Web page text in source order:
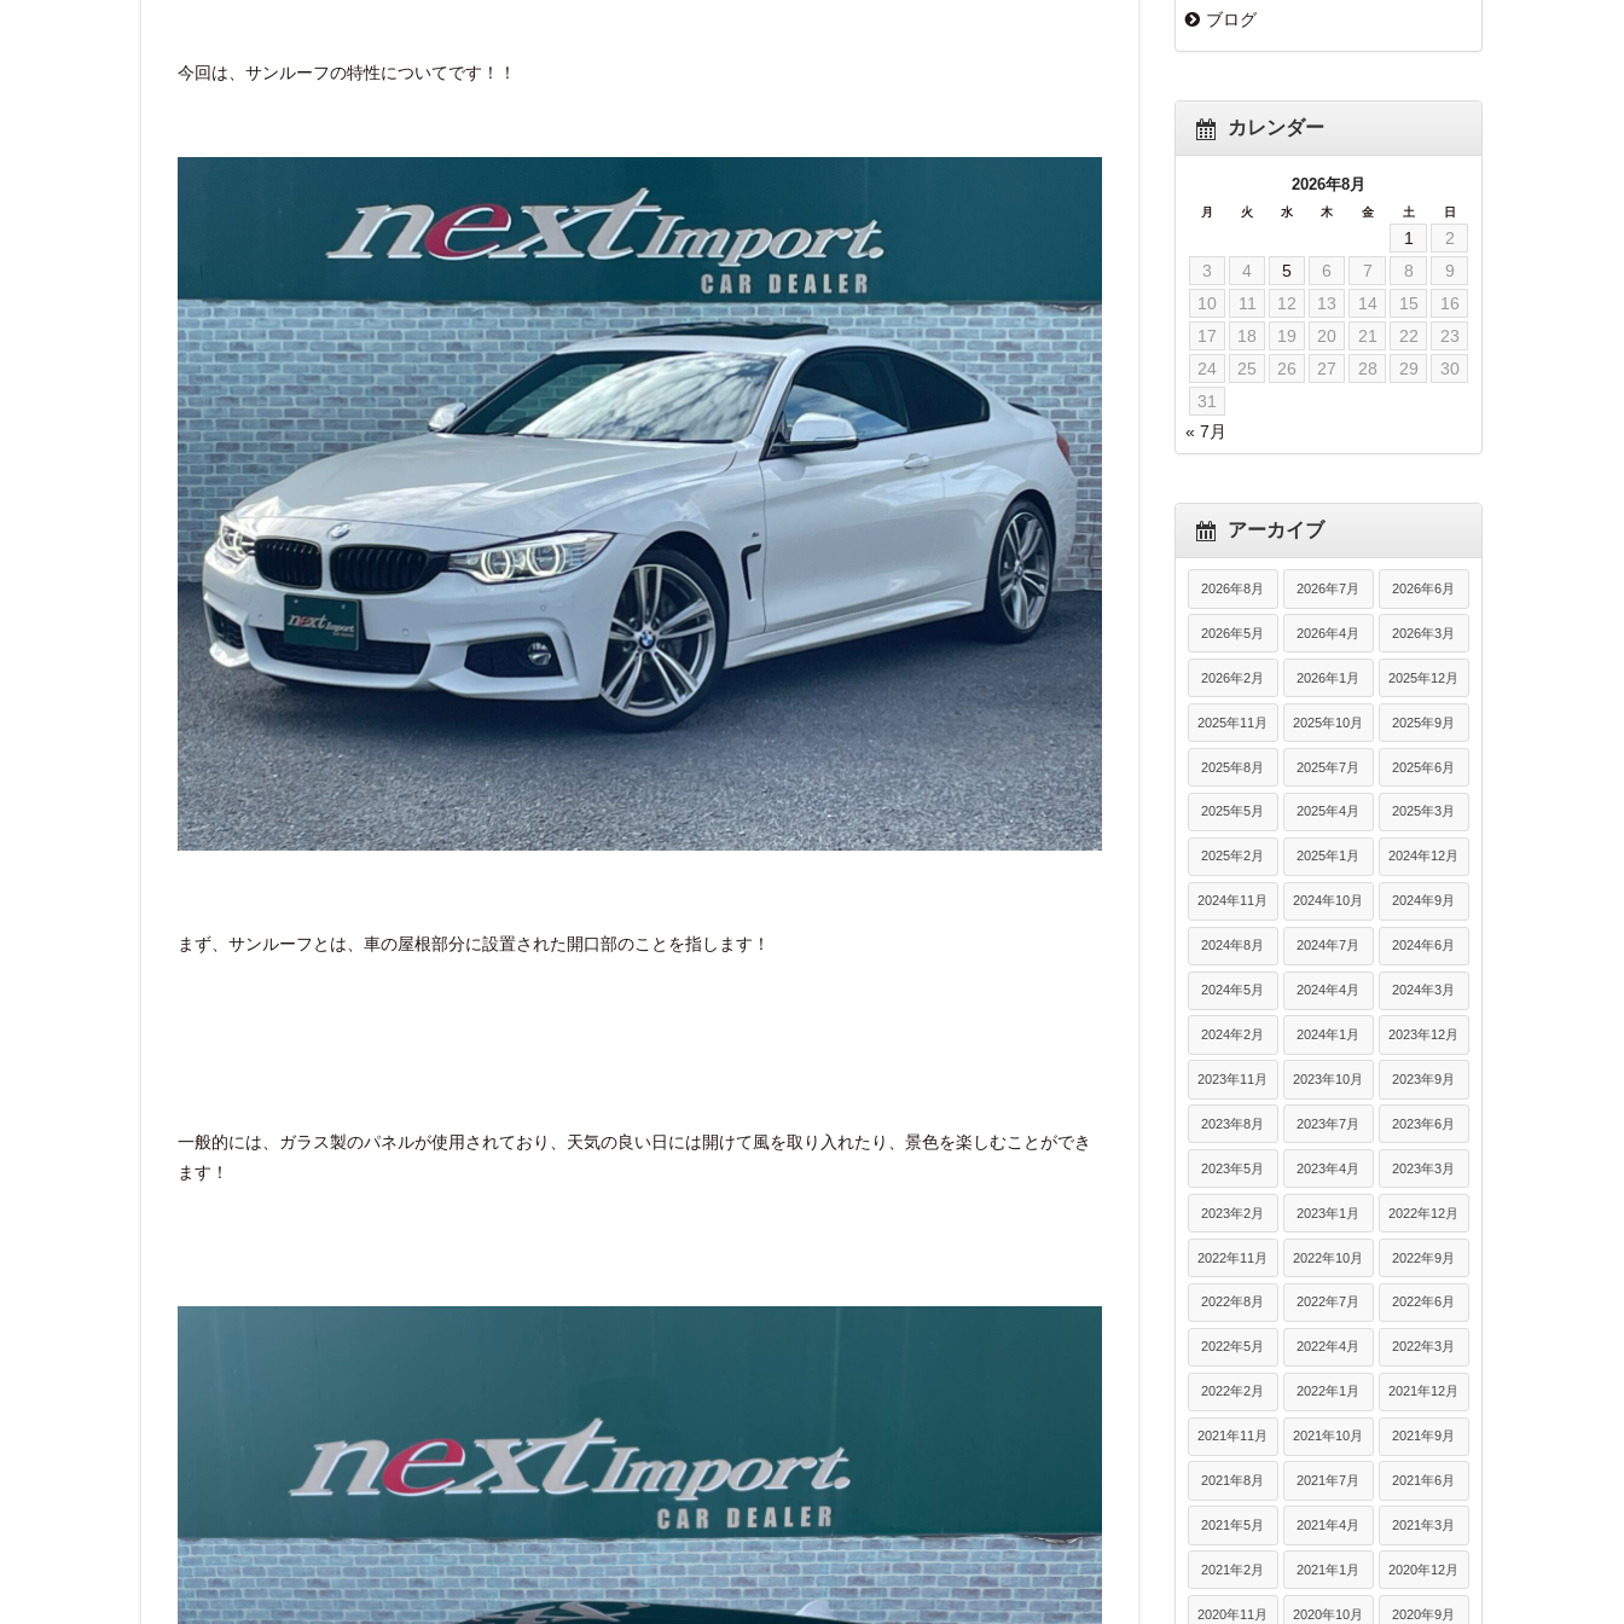
今回は、サンルーフの特性についてです！！
まず、サンルーフとは、車の屋根部分に設置された開口部のことを指します！
一般的には、ガラス製のパネルが使用されており、天気の良い日には開けて風を取り入れたり、景色を楽しむことができ
ます！
ブログ
カレンダー
2026年8月
月 火 水 木 金 土 日
1
2
3
4 5 6 7 8
9
10
11 12 13 14 15
16
17
18 19 20 21 22
23
24
25 26 27 28 29
30
31
« 7月
アーカイブ
2026年8月 2026年7月 2026年6月
2026年5月 2026年4月 2026年3月
2026年2月 2026年1月 2025年12月
2025年11月 2025年10月 2025年9月
2025年8月 2025年7月 2025年6月
2025年5月 2025年4月 2025年3月
2025年2月 2025年1月 2024年12月
2024年11月 2024年10月 2024年9月
2024年8月 2024年7月 2024年6月
2024年5月 2024年4月 2024年3月
2024年2月 2024年1月 2023年12月
2023年11月 2023年10月 2023年9月
2023年8月 2023年7月 2023年6月
2023年5月 2023年4月 2023年3月
2023年2月 2023年1月 2022年12月
2022年11月 2022年10月 2022年9月
2022年8月 2022年7月 2022年6月
2022年5月 2022年4月 2022年3月
2022年2月 2022年1月 2021年12月
2021年11月 2021年10月 2021年9月
2021年8月 2021年7月 2021年6月
2021年5月 2021年4月 2021年3月
2021年2月 2021年1月 2020年12月
2020年11月 2020年10月 2020年9月